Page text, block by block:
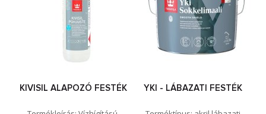
KIVISIL ALAPOZÓ FESTÉK YKI - LÁBAZATI FESTÉK